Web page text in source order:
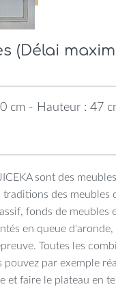
(Délai
cm - Hauteur : 47
sont des
des meubles
fonds de meubles
en queue
Toutes les
pouvez par exemple
et faire le plateau en